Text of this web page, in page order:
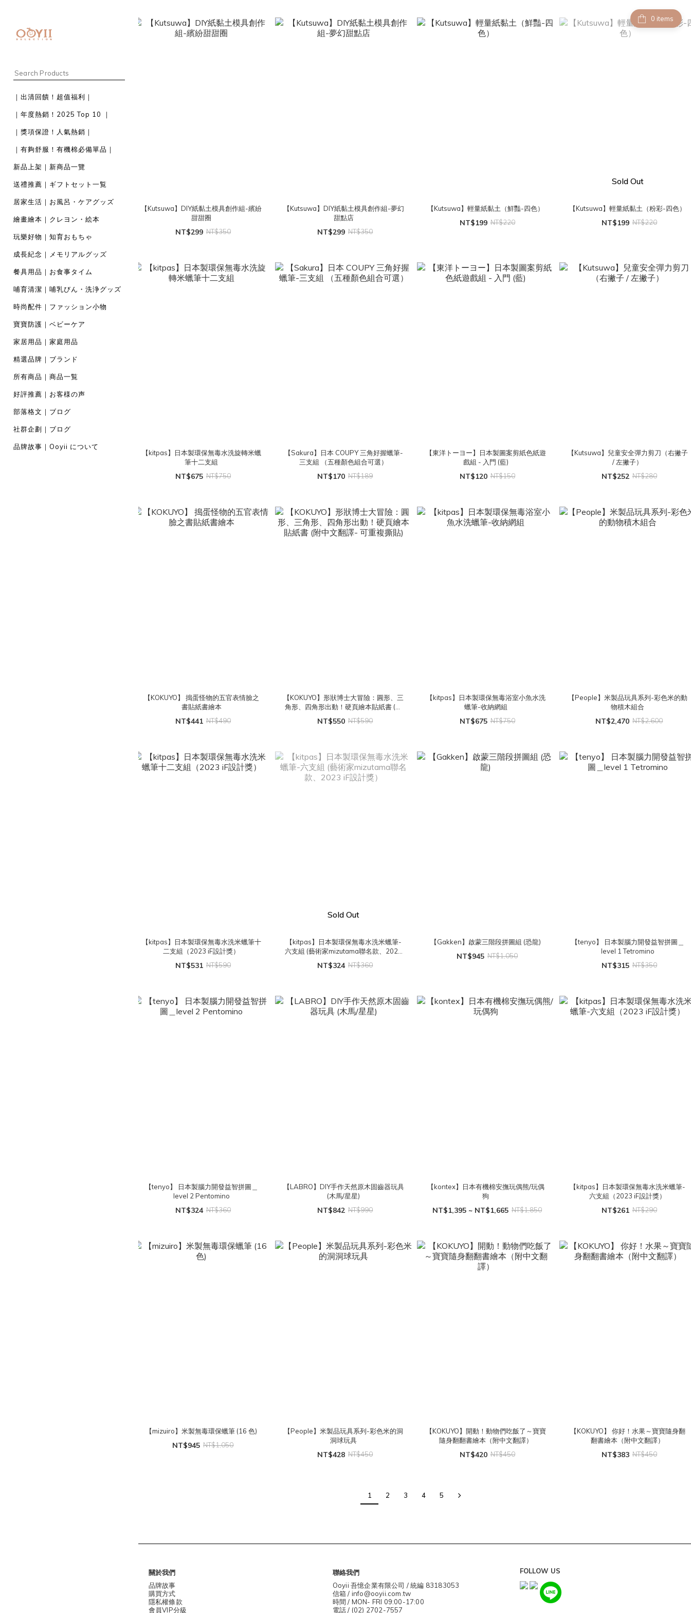
｜出清回饋！超值福利｜
｜年度熱銷！2025 Top 10 ｜
｜獎項保證！人氣熱銷｜
｜有夠舒服！有機棉必備單品｜
新品上架｜新商品一覽
送禮推薦｜ギフトセット一覧
居家生活｜お風呂・ケアグッズ
繪畫繪本｜クレヨン・絵本
玩樂好物｜知育おもちゃ
成長紀念｜メモリアルグッズ
餐具用品｜お食事タイム
哺育清潔｜哺乳びん・洗浄グッズ
時尚配件｜ファッション小物
寶寶防護｜ベビーケア
家居用品｜家庭用品
精選品牌｜ブランド
所有商品｜商品一覧
好評推薦｜お客様の声
部落格文｜ブログ
社群企劃｜ブログ
品牌故事｜Ooyii について
items
【Kutsuwa】DIY紙黏土模具創作組-繽紛
甜甜圈
NT$299 NT$350
【Kutsuwa】DIY紙黏土模具創作組-夢幻
甜點店
NT$299 NT$350
【Kutsuwa】輕量紙黏土（鮮豔-四色）
NT$199 NT$220
Sold Out
【Kutsuwa】輕量紙黏土（粉彩-四色）
NT$199 NT$220
【kitpas】日本製環保無毒水洗旋轉米蠟
筆十二支組
NT$675 NT$750
【Sakura】日本 COUPY 三角好握蠟筆-
三支組 （五種顏色組合可選）
NT$170 NT$189
【東洋トーヨー】日本製圖案剪紙色紙遊
戲組 - 入門 (藍)
NT$120 NT$150
【Kutsuwa】兒童安全彈力剪刀（右撇子
/ 左撇子）
NT$252 NT$280
【KOKUYO】 搗蛋怪物的五官表情臉之
書貼紙書繪本
NT$441 NT$490
【KOKUYO】形狀博士大冒險：圓形、三
角形、四角形出動！硬頁繪本貼紙書 (附
中文翻譯- 可重複撕貼)
NT$550 NT$590
【kitpas】日本製環保無毒浴室小魚水洗
蠟筆-收納網組
NT$675 NT$750
【People】米製品玩具系列-彩色米的動
物積木組合
NT$2,470 NT$2,600
【kitpas】日本製環保無毒水洗米蠟筆十
二支組（2023 iF設計獎）
NT$531 NT$590
Sold Out
【kitpas】日本製環保無毒水洗米蠟筆-
六支組 (藝術家mizutama聯名款、2023
iF設計獎）
NT$324 NT$360
【Gakken】啟蒙三階段拼圖組 (恐龍)
NT$945 NT$1,050
【tenyo】 日本製腦力開發益智拼圖＿
level 1 Tetromino
NT$315 NT$350
【tenyo】 日本製腦力開發益智拼圖＿
level 2 Pentomino
NT$324 NT$360
【LABRO】DIY手作天然原木固齒器玩具
(木馬/星星)
NT$842 NT$990
【kontex】日本有機棉安撫玩偶熊/玩偶
狗
NT$1,395 ~ NT$1,665 NT$1,850
【kitpas】日本製環保無毒水洗米蠟筆-
六支組（2023 iF設計獎）
NT$261 NT$290
【mizuiro】米製無毒環保蠟筆 (16 色)
NT$945 NT$1,050
【People】米製品玩具系列-彩色米的洞
洞球玩具
NT$428 NT$450
【KOKUYO】開動！動物們吃飯了～寶寶
隨身翻翻書繪本（附中文翻譯）
NT$420 NT$450
【KOKUYO】 你好！水果～寶寶隨身翻
翻書繪本（附中文翻譯）
NT$383 NT$450
1 2 3 4 5
關於我們
品牌故事
購買方式
隱私權條款
會員VIP分級
聯絡我們
Ooyii 吾憶企業有限公司 / 統編 83183053
信箱 / info@ooyii.com.tw
時間 / MON- FRI 09:00-17:00
電話 / (02) 2702-7557
FOLLOW US